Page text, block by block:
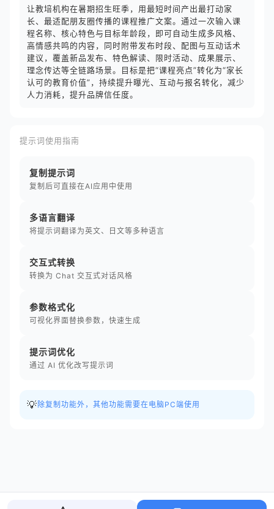
让教培机构在暑期招生旺季，用最短时间产出最打动家
长、最适配朋友圈传播的课程推广文案。通过一次输入课
程名称、核心特色与目标年龄段，即可自动生成多风格、
高情感共鸣的内容，同时附带发布时段、配图与互动话术
建议，覆盖新品发布、特色解读、限时活动、成果展示、
理念传达等全链路场景。目标是把“课程亮点”转化为“家长
认可的教育价值”，持续提升曝光、互动与报名转化，减少
人力消耗，提升品牌信任度。
提示词使用指南
复制提示词
复制后可直接在AI应用中使用
多语言翻译
将提示词翻译为英文、日文等多种语言
交互式转换
转换为 Chat 交互式对话风格
参数格式化
可视化界面替换参数，快速生成
提示词优化
通过 AI 优化改写提示词
💡 除复制功能外，其他功能需要在电脑PC端使用